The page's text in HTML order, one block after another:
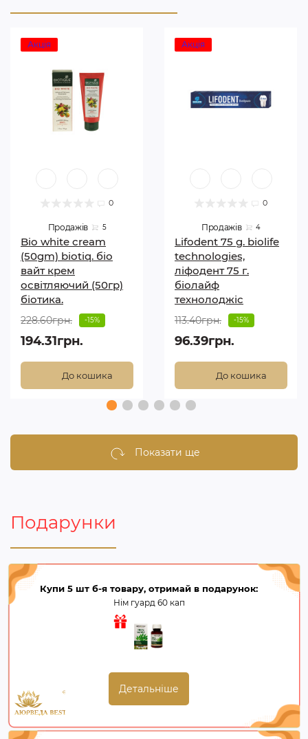
Акція
0
Продажів 5
Bio white cream
(50gm) biotiq. біо
вайт крем
освітляючий (50гр)
біотика.
228.60грн. -15%
194.31грн.
До кошика
Акція
0
Продажів 4
Lifodent 75 g. biolife
technologies,
ліфодент 75 г.
біолайф
технолоджіс
113.40грн. -15%
96.39грн.
До кошика
Показати ще
Подарунки
Купи 5 шт б-я товару, отримай в подарунок:
Нім гуард 60 кап
Детальніше